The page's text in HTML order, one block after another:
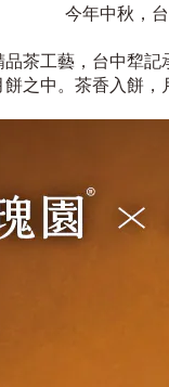
今年中秋，
茶工藝，台中犂
之中。茶香入餅